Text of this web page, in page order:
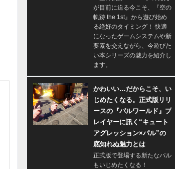
が目前に迫る今こそ、『空の
軌跡 the 1st』から遊び始め
る絶好のタイミング！ 快適
になったゲームシステムや新
要素を交えながら、今遊びた
い本シリーズの魅力を紹介し
ます。
かわいい…だからこそ、い
じめたくなる。正式版リリ
ースの『パルワールド』プ
レイヤーに訊く“キュート
アグレッション×パル”の
底知れぬ魅力とは
正式版で登場する新たなパル
もいじめたくなる！